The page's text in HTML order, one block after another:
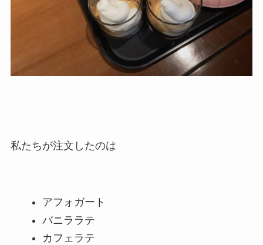
私たちが注文したのは
アフォガート
バニララテ
カフェラテ